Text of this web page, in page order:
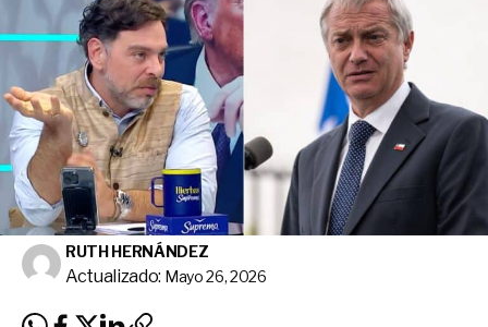
RUTH HERNÁNDEZ
Actualizado: Mayo 26, 2026